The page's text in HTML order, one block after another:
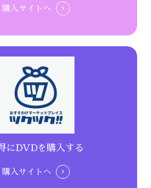
購入サイトへ
にDVDを購入する
購入サイトへ